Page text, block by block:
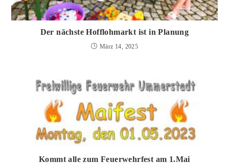
Der nächste Hofflohmarkt ist in Planung
März 14, 2025
Kommt alle zum Feuerwehrfest am 1.Mai